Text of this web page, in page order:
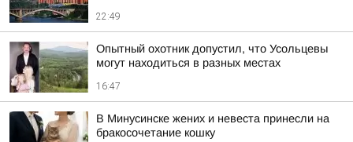
22:49
Опытный охотник допустил, что Усольцевы
могут находиться в разных местах
16:47
В Минусинске жених и невеста принесли на
бракосочетание кошку